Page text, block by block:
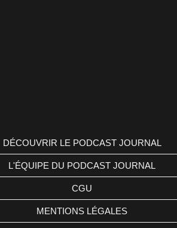
DÉCOUVRIR LE PODCAST JOURNAL
L'ÉQUIPE DU PODCAST JOURNAL
CGU
MENTIONS LÉGALES